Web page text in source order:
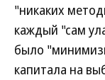
"никаких
каждый "сам
было
капитала на